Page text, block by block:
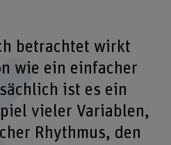
betrachtet wirkt
wie ein einfacher
ist es ein
vieler Variablen,
Rhythmus, den